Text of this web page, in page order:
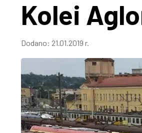
Kolei
Dodano: 21.01.2019 r.